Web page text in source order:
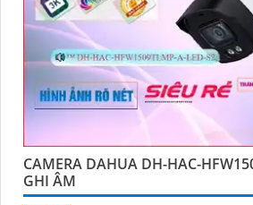
CAMERA DAHUA DH-HAC-
GHI ÂM